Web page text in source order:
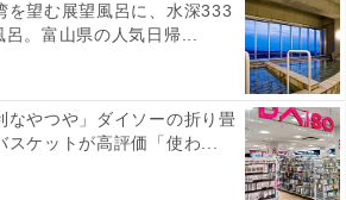
を望む展望風呂に、水深333
呂。富山県の人気日帰...
なやつや」ダイソーの折り畳
スケットが高評価「使わ...